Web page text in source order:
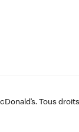
Tous